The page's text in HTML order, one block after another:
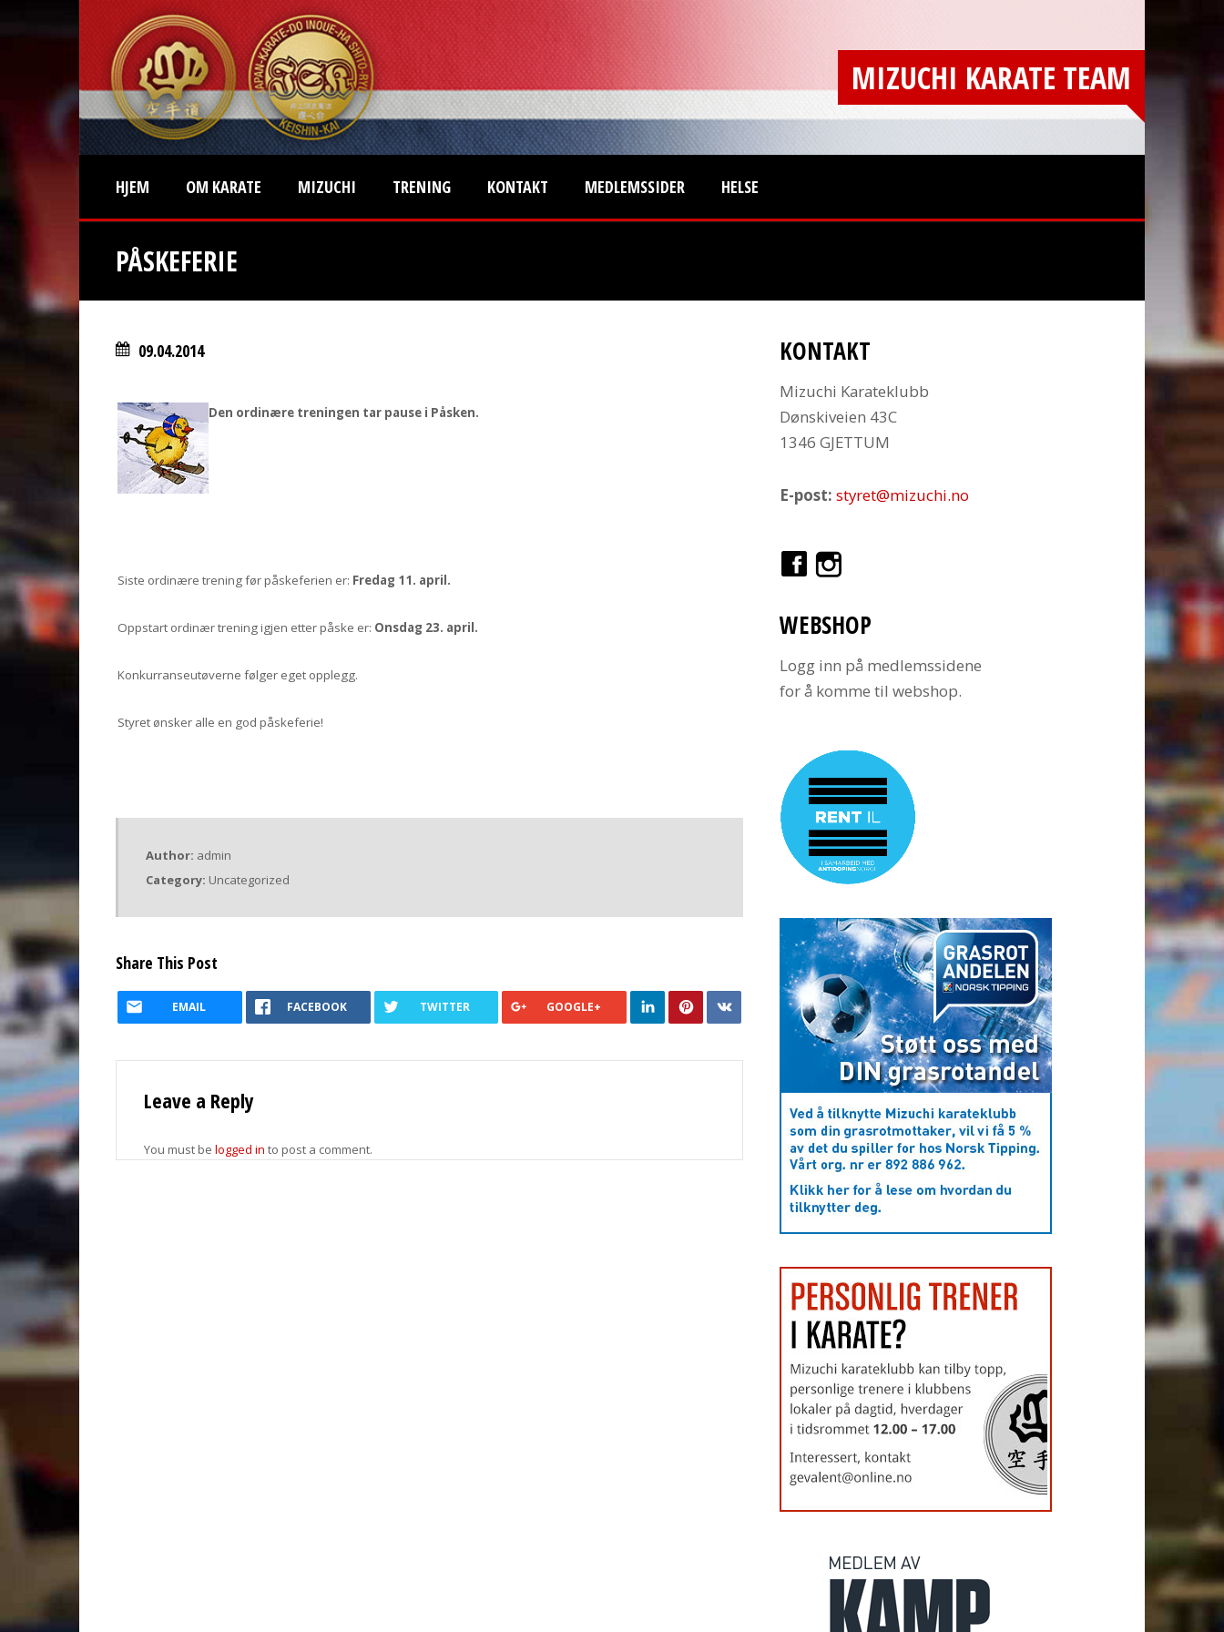
MIZUCHI KARATE TEAM
HJEM OM KARATE MIZUCHI TRENING KONTAKT MEDLEMSSIDER HELSE
PÅSKEFERIE
09.04.2014
Den ordinære treningen tar pause i Påsken.
Siste ordinære trening før påskeferien er: Fredag 11. april.
Oppstart ordinær trening igjen etter påske er: Onsdag 23. april.
Konkurranseutøverne følger eget opplegg.
Styret ønsker alle en god påskeferie!
Author: admin
Category: Uncategorized
Share This Post
EMAIL FACEBOOK TWITTER GOOGLE+
Leave a Reply
You must be logged in to post a comment.
KONTAKT
Mizuchi Karateklubb
Dønskiveien 43C
1346 GJETTUM
E-post: styret@mizuchi.no
WEBSHOP
Logg inn på medlemssidene
for å komme til webshop.